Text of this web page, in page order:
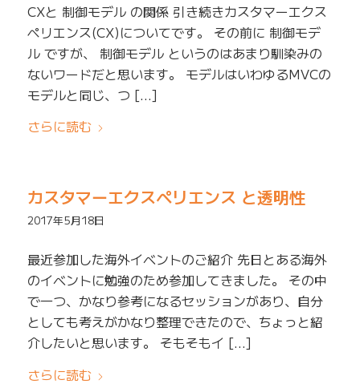
CXと 制御モデル の関係 引き続きカスタマーエクス
ペリエンス(CX)についてです。 その前に 制御モデ
ル ですが、 制御モデル というのはあまり馴染みの
ないワードだと思います。 モデルはいわゆるMVCの
モデルと同じ、つ […]
さらに読む
カスタマーエクスペリエンス と透明性
2017年5月18日
最近参加した海外イベントのご紹介 先日とある海外
のイベントに勉強のため参加してきました。 その中
で一つ、かなり参考になるセッションがあり、自分
としても考えがかなり整理できたので、ちょっと紹
介したいと思います。 そもそもイ […]
さらに読む